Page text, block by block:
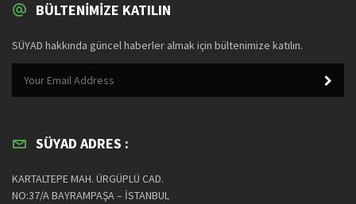
BÜLTENIMIZE KATILIN
SÜYAD hakkında güncel haberler almak için bültenimize katılın.
SÜYAD ADRES :
KARTALTEPE MAH. ÜRGÜPLÜ CAD.
NO:37/A BAYRAMPAŞA – İSTANBUL